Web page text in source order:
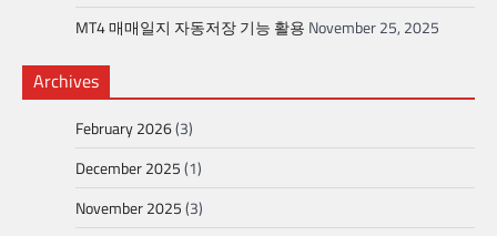
MT4 매매일지 자동저장 기능 활용 November 25, 2025
Archives
February 2026(3)
December 2025(1)
November 2025(3)